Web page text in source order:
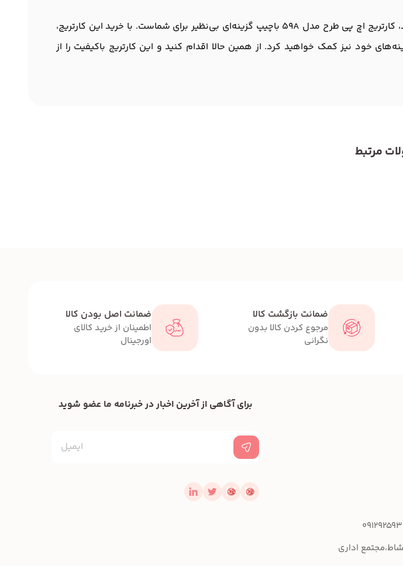
اگر به دنبال کارتریجی هستید که با هزینه کم بتوانید کیفیت بالای چاپ را تجربه کنید، کارتریج اچ پی طرح مدل 59A باچیپ گزینه‌ای بی‌نظیر برای شماست. با خرید این کارتریج،
خود نیز کمک خواهید کرد. از همین حالا اقدام کنید و این کارتریج باکیفیت را از
مرتبط
ضمانت بازگشت کالا
مرجوع کردن کالا بدون
نگرانی
ضمانت اصل بودن کالا
اطمینان از خرید کالای
اورجینال
اداری
برای آگاهی از آخرین اخبار در خبرنامه ما عضو شوید